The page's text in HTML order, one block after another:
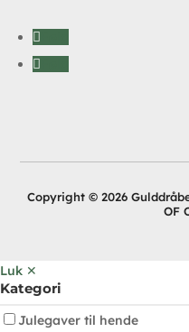
Copyright © 2026
OF
Luk ✕
Kategori
Julegaver til hende